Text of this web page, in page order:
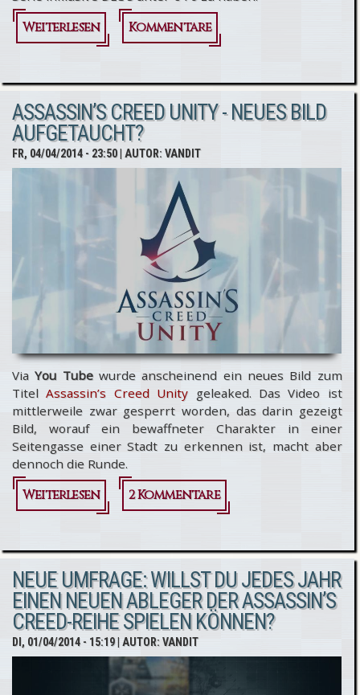
Weiterlesen
über
Creed 4 &
AC
Complete
Edition
Amazon.de
günstiger!
Kommentare
ASSASSIN’S CREED UNITY - NEUES BILD
AUFGETAUCHT?
FR, 04/04/2014 - 23:50| AUTOR:VANDIT
ViaYou Tubewurde anscheinend ein neues Bild zum
TitelAssassin’s Creed Unity geleaked. Das Video ist
mittlerweile zwar gesperrt worden, das darin gezeigt
Bild, worauf ein bewaffneter Charakter in einer
Seitengasse einer Stadt zu erkennen ist, macht aber
dennoch die Runde.
Weiterlesenüber Assassin’s
Neues Bild
aufgetaucht?
2 Kommentare
NEUE UMFRAGE: WILLST DU JEDES JAHR
EINEN NEUEN ABLEGER DER ASSASSIN’S
CREED-REIHE SPIELEN KÖNNEN?
DI, 01/04/2014 - 15:19| AUTOR:VANDIT